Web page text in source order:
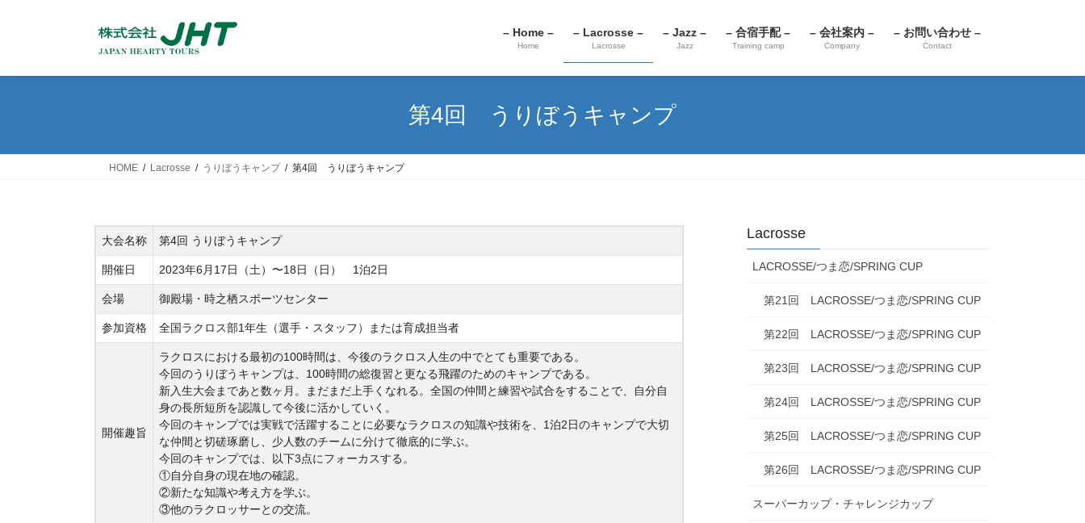
– Home –
Home
– Lacrosse –
Lacrosse
– Jazz –
Jazz
– 合宿手配 –
Training camp
– 会社案内 –
Company
– お問い合わせ –
Contact
第4回 うりぼうキャンプ
HOME Lacrosse うりぼうキャンプ 第4回 うりぼうキャンプ
大会名称 第4回 うりぼうキャンプ
開催日 2023年6月17日（土）〜18日（日） 1泊2日
会場 御殿場・時之栖スポーツセンター
参加資格 全国ラクロス部1年生（選手・スタッフ）または育成担当者
開催趣旨
ラクロスにおける最初の100時間は、今後のラクロス人生の中でとても重要である。
今回のうりぼうキャンプは、100時間の総復習と更なる飛躍のためのキャンプである。
新入生大会まであと数ヶ月。まだまだ上手くなれる。全国の仲間と練習や試合をすることで、自分自
身の長所短所を認識して今後に活かしていく。
今回のキャンプでは実戦で活躍することに必要なラクロスの知識や技術を、1泊2日のキャンプで大切
な仲間と切磋琢磨し、少人数のチームに分けて徹底的に学ぶ。
今回のキャンプでは、以下3点にフォーカスする。
①自分自身の現在地の確認。
②新たな知識や考え方を学ぶ。
③他のラクロッサーとの交流。
Lacrosse
LACROSSE/つま恋/SPRING CUP
第21回 LACROSSE/つま恋/SPRING CUP
第22回 LACROSSE/つま恋/SPRING CUP
第23回 LACROSSE/つま恋/SPRING CUP
第24回 LACROSSE/つま恋/SPRING CUP
第25回 LACROSSE/つま恋/SPRING CUP
第26回 LACROSSE/つま恋/SPRING CUP
スーパーカップ・チャレンジカップ